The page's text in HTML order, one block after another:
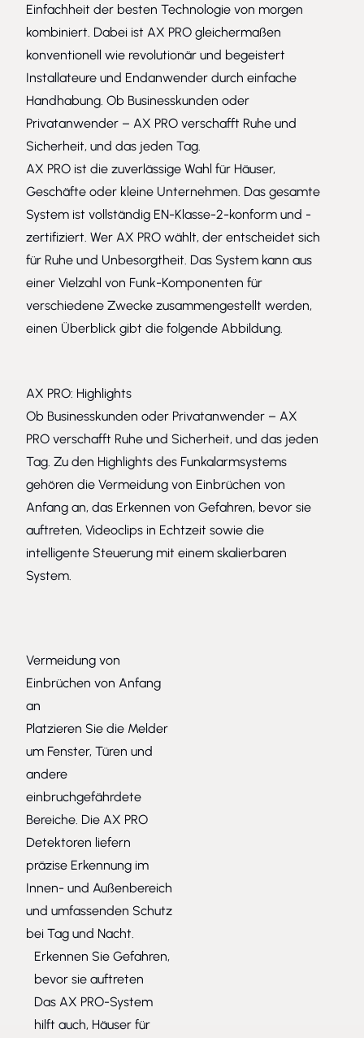
Einfachheit der besten Technologie von morgen
kombiniert. Dabei ist AX PRO gleichermaßen
konventionell wie revolutionär und begeistert
Installateure und Endanwender durch einfache
Handhabung. Ob Businesskunden oder
Privatanwender – AX PRO verschafft Ruhe und
Sicherheit, und das jeden Tag.
AX PRO ist die zuverlässige Wahl für Häuser,
Geschäfte oder kleine Unternehmen. Das gesamte
System ist vollständig EN-Klasse-2-konform und -
zertifiziert. Wer AX PRO wählt, der entscheidet sich
für Ruhe und Unbesorgtheit. Das System kann aus
einer Vielzahl von Funk-Komponenten für
verschiedene Zwecke zusammengestellt werden,
einen Überblick gibt die folgende Abbildung.
AX PRO: Highlights
Ob Businesskunden oder Privatanwender – AX
PRO verschafft Ruhe und Sicherheit, und das jeden
Tag. Zu den Highlights des Funkalarmsystems
gehören die Vermeidung von Einbrüchen von
Anfang an, das Erkennen von Gefahren, bevor sie
auftreten, Videoclips in Echtzeit sowie die
intelligente Steuerung mit einem skalierbaren
System.
Vermeidung von
Einbrüchen von Anfang
an
Platzieren Sie die Melder
um Fenster, Türen und
andere
einbruchgefährdete
Bereiche. Die AX PRO
Detektoren liefern
präzise Erkennung im
Innen- und Außenbereich
und umfassenden Schutz
bei Tag und Nacht.
Erkennen Sie Gefahren,
bevor sie auftreten
Das AX PRO-System
hilft auch, Häuser für